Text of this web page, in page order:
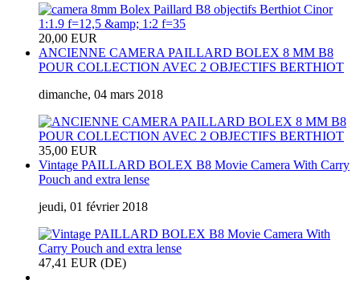
20,00 EUR
ANCIENNE CAMERA PAILLARD BOLEX 8 MM B8
POUR COLLECTION AVEC 2 OBJECTIFS BERTHIOT
dimanche, 04 mars 2018
35,00 EUR
Vintage PAILLARD BOLEX B8 Movie Camera With Carry
Pouch and extra lense
jeudi, 01 février 2018
47,41 EUR (DE)